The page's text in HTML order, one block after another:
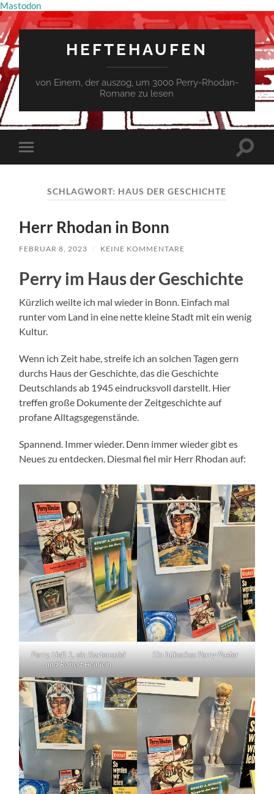
Mastodon
HEFTEHAUFEN
von Einem, der auszog, um 3000 Perry-Rhodan-
Romane zu lesen
Mobile-
Menü
SCHLAGWORT: HAUS DER GESCHICHTE
Herr Rhodan in Bonn
FEBRUAR 8, 2023 / KEINE KOMMENTARE
Perry im Haus der Geschichte
Kürzlich weilte ich mal wieder in Bonn. Einfach mal
runter vom Land in eine nette kleine Stadt mit ein wenig
Kultur.
Wenn ich Zeit habe, streife ich an solchen Tagen gern
durchs Haus der Geschichte, das die Geschichte
Deutschlands ab 1945 eindrucksvoll darstellt. Hier
treffen große Dokumente der Zeitgeschichte auf
profane Alltagsgegenstände.
Spannend. Immer wieder. Denn immer wieder gibt es
Neues zu entdecken. Diesmal fiel mir Herr Rhodan auf:
Perry, Heft 1, ein Kartenspiel
und Robert Heinlein
Ein hübsches Perry-Poster